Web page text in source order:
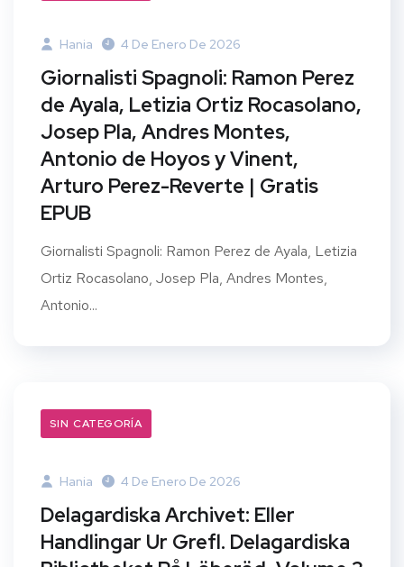
Hania 4 De Enero De 2026
Giornalisti Spagnoli: Ramon Perez
de Ayala, Letizia Ortiz Rocasolano,
Josep Pla, Andres Montes,
Antonio de Hoyos y Vinent,
Arturo Perez-Reverte | Gratis
EPUB
Giornalisti Spagnoli: Ramon Perez de Ayala, Letizia
Ortiz Rocasolano, Josep Pla, Andres Montes,
Antonio...
SIN CATEGORÍA
Hania 4 De Enero De 2026
Delagardiska Archivet: Eller
Handlingar Ur Grefl. Delagardiska